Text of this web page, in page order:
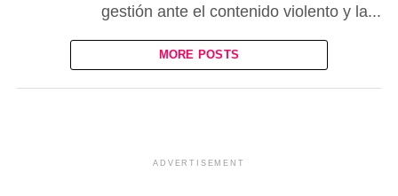
gestión ante el contenido violento y la...
MORE POSTS
ADVERTISEMENT